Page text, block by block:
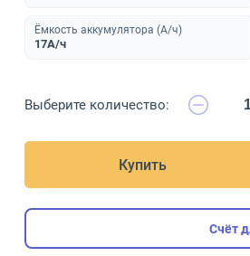
Ёмкость аккумулятора (А/ч)
17А/ч
Выберите количество:
Купить
Счёт